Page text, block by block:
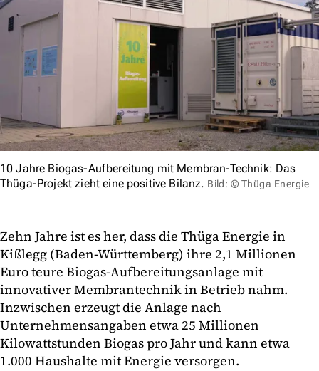
10 Jahre Biogas-Aufbereitung mit Membran-Technik: Das
Thüga-Projekt zieht eine positive Bilanz. Bild: © Thüga Energie
Zehn Jahre ist es her, dass die Thüga Energie in
Kißlegg (Baden-Württemberg) ihre 2,1 Millionen
Euro teure Biogas-Aufbereitungsanlage mit
innovativer Membrantechnik in Betrieb nahm.
Inzwischen erzeugt die Anlage nach
Unternehmensangaben etwa 25 Millionen
Kilowattstunden Biogas pro Jahr und kann etwa
1.000 Haushalte mit Energie versorgen.